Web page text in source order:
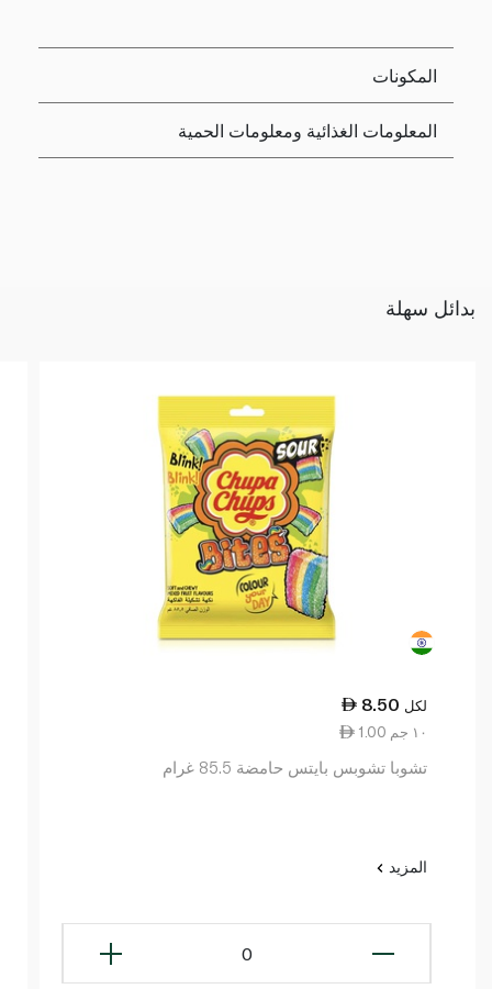
المكونات
المعلومات الغذائية ومعلومات الحمية
بدائل سهلة
8.50 لكل
1.00 ١٠ جم
تشوبا تشوبس بايتس حامضة 85.5 غرام
المزيد
0